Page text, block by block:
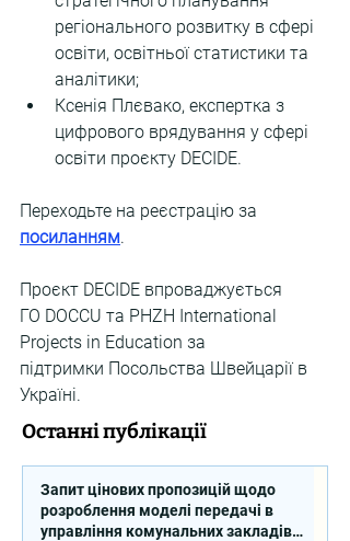
регіонального розвитку в сфері
освіти, освітньої статистики та
аналітики;
Ксенія Плєвако, експертка з
цифрового врядування у сфері
освіти проєкту DECIDE.
Переходьте на реєстрацію за
посиланням.
Проєкт DECIDE впроваджується
ГО DOCCU та PHZH International
Projects in Education за
підтримки Посольства Швейцарії в
Україні.
Останні публікації
Запит цінових пропозицій щодо
розроблення моделі передачі в
управління комунальних закладів